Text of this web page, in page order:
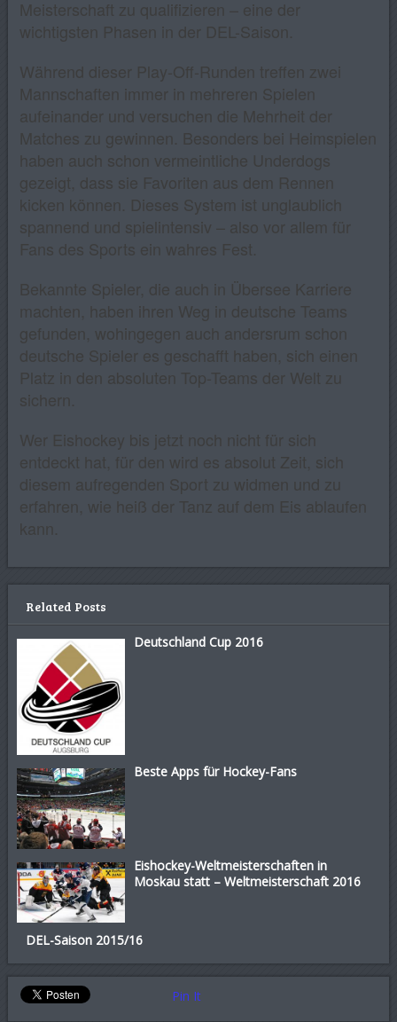
Meisterschaft zu qualifizieren – eine der
wichtigsten Phasen in der DEL-Saison.
Während dieser Play-Off-Runden treffen zwei
Mannschaften immer in mehreren Spielen
aufeinander und versuchen die Mehrheit der
Matches zu gewinnen. Besonders bei Heimspielen
haben auch schon vermeintliche Underdogs
gezeigt, dass sie Favoriten aus dem Rennen
kicken können. Dieses System ist unglaublich
spannend und spielintensiv – also vor allem für
Fans des Sports ein wahres Fest.
Bekannte Spieler, die auch in Übersee Karriere
machten, haben ihren Weg in deutsche Teams
gefunden, wohingegen auch andersrum schon
deutsche Spieler es geschafft haben, sich einen
Platz in den absoluten Top-Teams der Welt zu
sichern.
Wer Eishockey bis jetzt noch nicht für sich
entdeckt hat, für den wird es absolut Zeit, sich
diesem aufregenden Sport zu widmen und zu
erfahren, wie heiß der Tanz auf dem Eis ablaufen
kann.
Related Posts
Deutschland Cup 2016
Beste Apps für Hockey-Fans
Eishockey-Weltmeisterschaften in
Moskau statt – Weltmeisterschaft 2016
DEL-Saison 2015/16
Pin It